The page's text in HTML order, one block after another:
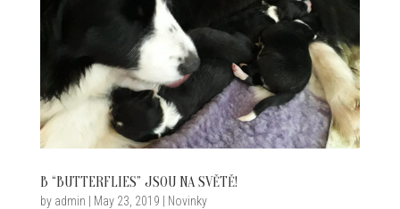
B “BUTTERFLIES” JSOU NA SVĚTĚ!
by admin May 23, 2019 Novinky